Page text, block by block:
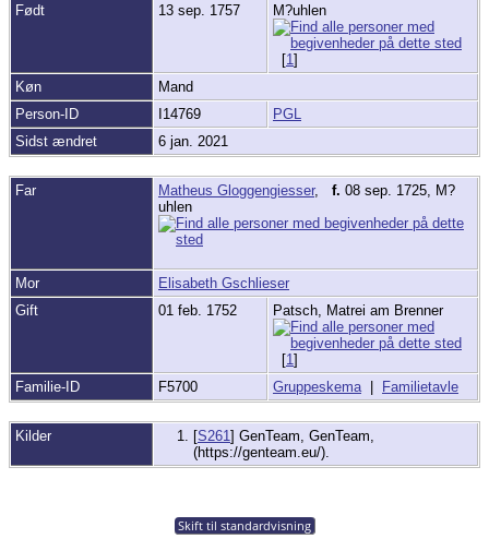
Født
13 sep. 1757 M?uhlen
[1]
Køn
Mand
Person-ID
I14769
PGL
Sidst ændret
6 jan. 2021
Far Matheus Gloggengiesser, f. 08 sep. 1725, M?
uhlen
Mor
Elisabeth Gschlieser
Gift
01 feb. 1752 Patsch, Matrei am Brenner
[1]
Familie-ID
F5700 Gruppeskema | Familietavle
Kilder [S261] GenTeam, GenTeam,
(https://genteam.eu/).
Skift til standardvisning